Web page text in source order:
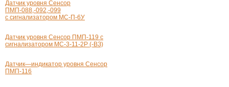
Датчик уровня Сенсор
ПМП-088,-092,-099
с сигнализатором МС-П-6У
Датчик уровня Сенсор ПМП-119 с
сигнализатором МС-3-11-2Р (-ВЗ)
Датчик—индикатор уровня Сенсор
ПМП-116